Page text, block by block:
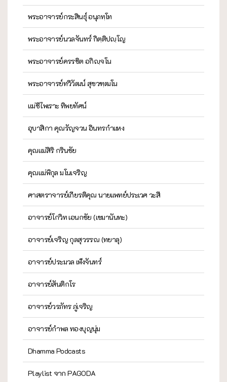
พระอาจารย์กระสินธุ์ อนุภทฺโท
พระอาจารย์นวลจันทร์ กิตฺติปญฺโญ
พระอาจารย์ครรชิต อกิญฺจโน
พระอาจารย์ทวีวัฒน์ สุขวฑฺฒโน
แม่ชีไพเราะ ทิพยทัศน์
อุบาสิกา คุณรัญจวน อินทรกำแหง
คุณแม่สิริ กรินชัย
คุณแม่พิกุล มโนเจริญ
ศาสตราจารย์เกียรติคุณ นายแพทย์ประเวศ วะสี
อาจารย์โกวิท เอนกชัย (เขมานันทะ)
อาจารย์เจริญ กุลสุวรรณ (ทยาลุ)
อาจารย์ประมวล เพ็งจันทร์
อาจารย์สันติกโร
อาจารย์วรภัทร ภู่เจริญ
อาจารย์กำพล ทองบุญนุ่ม
Dhamma Podcasts
Playlist จาก PAGODA